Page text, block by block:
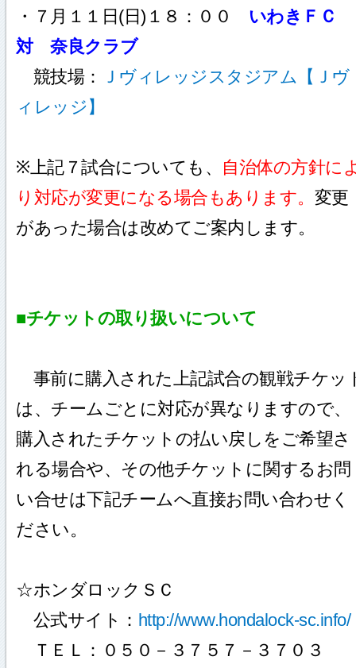
・７月１１日(日)１８：００ いわきＦＣ
対 奈良クラブ
競技場：
Ｊヴィレッジスタジアム【Ｊヴ
ィレッジ】
※上記７試合についても、
自治体の方針に
り対応が変更になる場合もあります。 変更
があった場合は改めてご案内します。
■チケットの取り扱いについて
事前に購入された上記試合の観戦チケッ
は、チームごとに対応が異なりますので、
購入されたチケットの払い戻しをご希望さ
れる場合や、その他チケットに関するお問
い合せは下記チームへ直接お問い合わせく
ださい。
☆ホンダロックＳＣ
公式サイト： http://www.hondalock-sc.info/
ＴＥＬ：０５０－３７５７－３７０３